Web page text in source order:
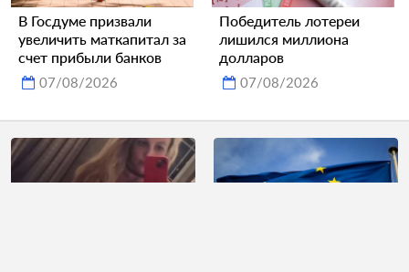
В Госдуме призвали
увеличить маткапитал за
счет прибыли банков
07/08/2026
Победитель лотереи
лишился миллиона
долларов
07/08/2026